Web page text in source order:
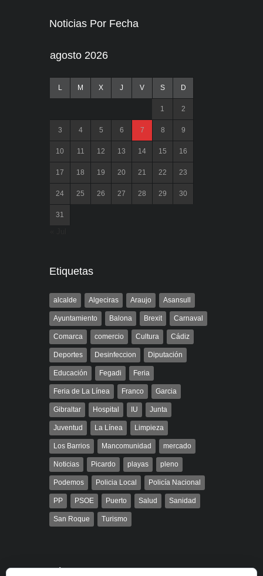
Noticias Por Fecha
agosto 2026
L M X J V S D
1 2
3 4 5 6 7 8 9
10 11 12 13 14 15 16
17 18 19 20 21 22 23
24 25 26 27 28 29 30
31
Etiquetas
alcalde Algeciras Araujo Asansull
Ayuntamiento Balona Brexit Carnaval
Comarca comercio Cultura Cádiz
Deportes Desinfeccion Diputación
Educación Fegadi Feria
Feria de La Línea Franco Garcia
Gibraltar Hospital IU Junta
Juventud La Línea Limpieza
Los Barrios Mancomunidad mercado
Noticias Picardo playas pleno
Podemos Policia Local Policía Nacional
PP PSOE Puerto Salud Sanidad
San Roque Turismo
Búsqueda